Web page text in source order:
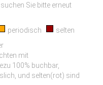
Sie bitte erneut
periodisch
selten
mit
100% buchbar,
und selten(rot) sind